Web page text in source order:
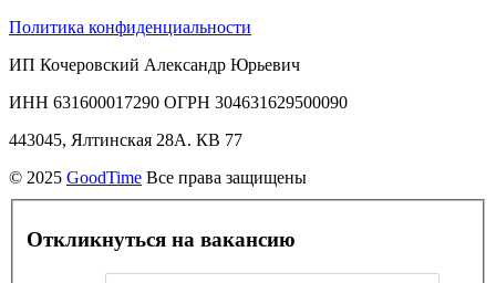
Политика конфиденциальности
ИП Кочеровский Александр Юрьевич
ИНН 631600017290 ОГРН 304631629500090
443045, Ялтинская 28А. КВ 77
© 2025 GoodTime Все права защищены
Откликнуться на вакансию